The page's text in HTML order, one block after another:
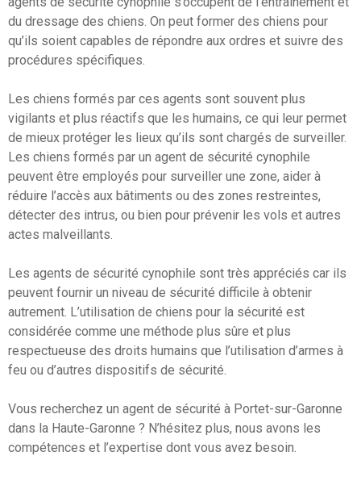
du dressage des chiens. On peut former des chiens pour
qu’ils soient capables de répondre aux ordres et suivre des
procédures spécifiques.
Les chiens formés par ces agents sont souvent plus
vigilants et plus réactifs que les humains, ce qui leur permet
de mieux protéger les lieux qu’ils sont chargés de surveiller.
Les chiens formés par un agent de sécurité cynophile
peuvent être employés pour surveiller une zone, aider à
réduire l’accès aux bâtiments ou des zones restreintes,
détecter des intrus, ou bien pour prévenir les vols et autres
actes malveillants.
Les agents de sécurité cynophile sont très appréciés car ils
peuvent fournir un niveau de sécurité difficile à obtenir
autrement. L’utilisation de chiens pour la sécurité est
considérée comme une méthode plus sûre et plus
respectueuse des droits humains que l’utilisation d’armes à
feu ou d’autres dispositifs de sécurité.
Vous recherchez un agent de sécurité à Portet-sur-Garonne
dans la Haute-Garonne ? N’hésitez plus, nous avons les
compétences et l’expertise dont vous avez besoin.